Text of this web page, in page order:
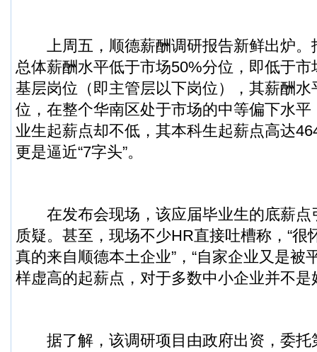
上周五，顺德薪酬调研报告新鲜出炉。
总体薪酬水平低于市场50%分位，即低于
基层岗位（即主管层以下岗位），其薪酬
位，在整个华南区处于市场的中等偏下水
业生起薪点却不低，其本科生起薪点高达
更是逼近“7字头”。
在发布会现场，该应届毕业生的底薪点
质疑。甚至，现场不少HR直接吐槽称，“很
真的来自顺德本土企业”，“自家企业又是被
样虚高的起薪点，对于多数中小企业并不是
据了解，该调研项目由政府出资，委托